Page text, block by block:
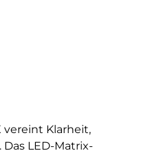
vereint Klarheit,
LED-Matrix-